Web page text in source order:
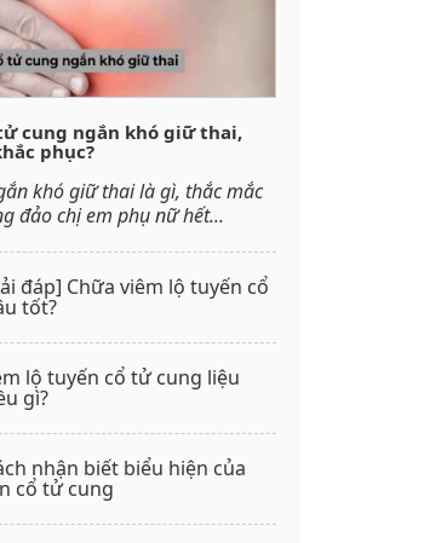
cung ngắn khó giữ thai,
phục?
khó giữ thai là gì, thắc mắc
đảo chị em phụ nữ hết...
đáp] Chữa viêm lộ tuyến cổ
tốt?
lộ tuyến cổ tử cung liệu
gì?
nhận biết biểu hiện của
cổ tử cung